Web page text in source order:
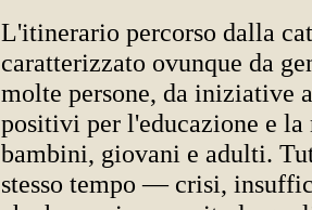
L'itinerario percorso dalla
caratterizzato ovunque da
molte persone, da iniziative
positivi per l'educazione e
bambini, giovani e adulti.
stesso tempo — crisi,